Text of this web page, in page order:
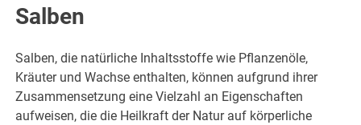
Salben
Salben, die natürliche Inhaltsstoffe wie Pflanzenöle,
Kräuter und Wachse enthalten, können aufgrund ihrer
Zusammensetzung eine Vielzahl an Eigenschaften
aufweisen, die die Heilkraft der Natur auf körperliche